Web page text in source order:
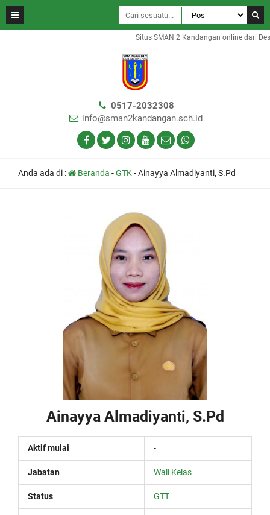
Situs SMAN 2 Kandangan online dari
0517-2032308
info@sman2kandangan.sch.id
Anda ada di : Beranda -GTK-Ainayya Almadiyanti, S.Pd
Ainayya Almadiyanti, S.Pd
Aktif mulai -
Jabatan Wali Kelas
Status GTT